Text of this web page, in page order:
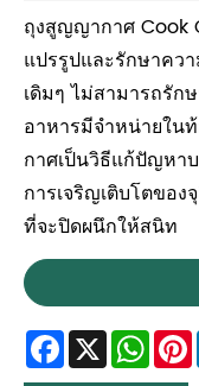
ถุงสูญญากาศ Cook
แปรรูปและรักษาคว
เดิมๆ ไม่สามารถรั
อาหารมีจำหน่ายใน
กาศเป็นวิธีแก้ปัญหา
การเจริญเติบโตขอ
ที่จะปิดผนึกให้สนิท
Facebook
X